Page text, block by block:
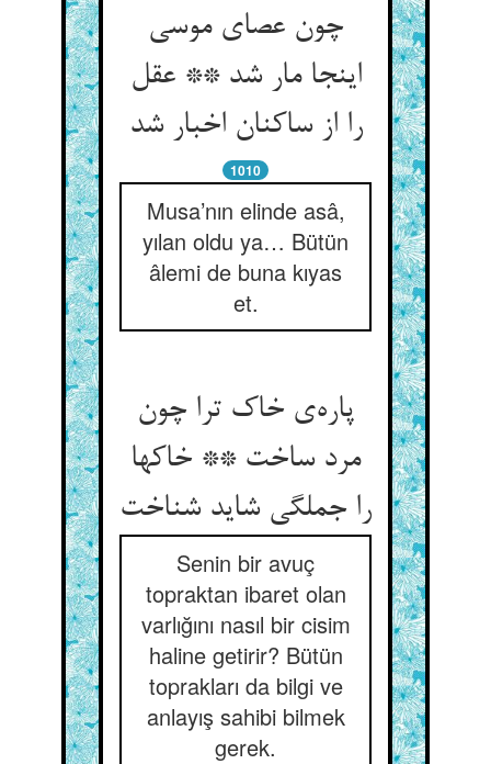
چون عصای موسی
اینجا مار شد ** عقل
را از ساکنان اخبار شد
1010
Musa’nın elinde asâ,
yılan oldu ya… Bütün
âlemi de buna kıyas
et.
پاره‌ی خاک ترا چون
مرد ساخت ** خاکها
را جملگی شاید شناخت
Senin bir avuç
topraktan ibaret olan
varlığını nasıl bir cisim
haline getirir? Bütün
toprakları da bilgi ve
anlayış sahibi bilmek
gerek.